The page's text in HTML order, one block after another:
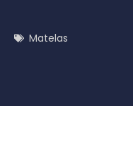
Matelas